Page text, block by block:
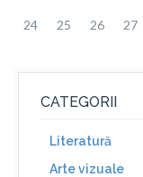
24 25 26 27
CATEGORII
Literatură
Arte vizuale